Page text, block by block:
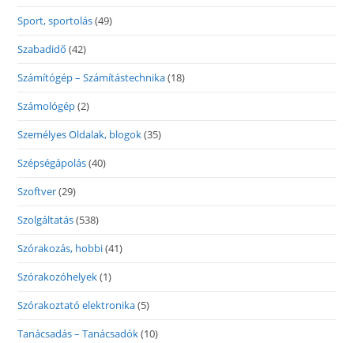
Sport, sportolás(49)
Szabadidő (42)
Számítógép – Számítástechnika(18)
Számológép(2)
Személyes Oldalak, blogok(35)
Szépségápolás(40)
Szoftver(29)
Szolgáltatás(538)
Szórakozás, hobbi(41)
Szórakozóhelyek(1)
Szórakoztató elektronika(5)
Tanácsadás – Tanácsadók(10)